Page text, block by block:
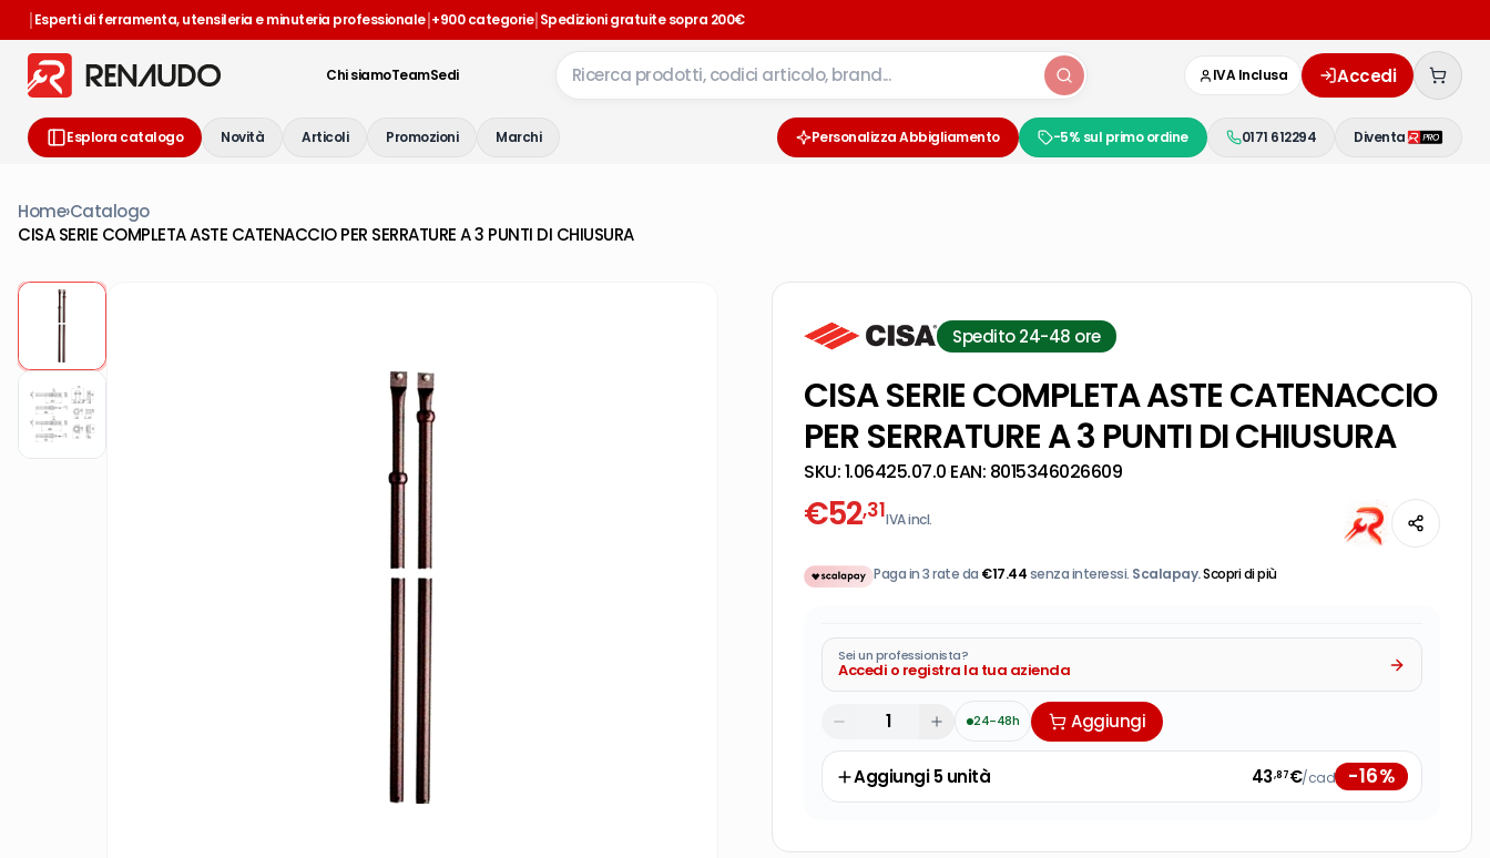
|Esperti di ferramenta, utensileria e minuteria professionale|+900 categorie|Spedizioni gratuite sopra 200€
Chi siamoTeamSedi IVA Inclusa Accedi
Esplora catalogo Novità Articoli Promozioni Marchi Personalizza Abbigliamento -5% sul primo ordine 0171 612294 Diventa
Home›Catalogo
CISA SERIE COMPLETA ASTE CATENACCIO PER SERRATURE A 3 PUNTI DI CHIUSURA
Spedito 24-48 ore
CISA SERIE COMPLETA ASTE CATENACCIO
PER SERRATURE A 3 PUNTI DI CHIUSURA
SKU:1.06425.07.0 EAN: 8015346026609
€52,31IVA incl.
Paga in 3 rate da €17.44senza interessi. Scalapay.Scopri di più
Sei un professionista?
Accedi o registra la tua azienda
24-48h Aggiungi
Aggiungi5unità 43,87€/cad -16%